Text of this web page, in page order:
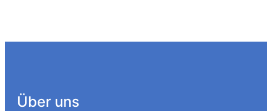
Über uns